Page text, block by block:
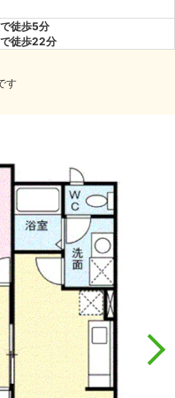
徒歩5分
徒歩22分
す